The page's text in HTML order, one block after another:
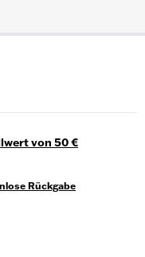
von 50 €
Rückgabe